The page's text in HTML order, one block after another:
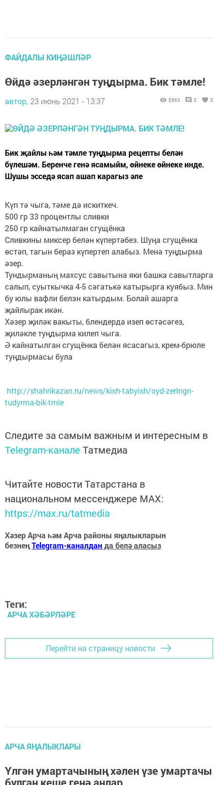
ФАЙДАЛЫ КИҢӘШЛӘР
Өйдә әзерләнгән туңдырма. Бик тәмле!
автор, 23 июнь 2021 - 13:37 3563 0 0
Бик җайлы һәм тәмле туңдырма рецепты белән
бүлешәм. Беренче генә ясамыйм, өйнеке өйнеке инде.
Шушы эсседә ясап ашап карагыз әле
Күп тә чыга, тәме дә искиткеч.
500 гр 33 процентлы сливки
250 гр кайнатылмаган сгущёнка
Сливкины миксер белән күпертәбез. Шуңа сгущёнка
өстәп, тагын бераз күпертеп алабыз. Менә туңдырма
әзер.
Тундырманың махсус савытына яки башка савытларга
салып, суыткычка 4-5 сәгатькә катырырга куябыз. Мин
бу юлы вафли белэн катырдым. Болай ашарга
җайлырак икән.
Хәзер җиләк вакыты, блендерда изеп өстәсәгез,
җиләкле туңдырма килеп чыга.
Ә кайнатылган сгущёнка белән ясасагыз, крем-брюле
туңдырмасы була
http://shahrikazan.ru/news/kish-tabyish/oyd-zerlngn-
tudyrma-bik-tmle
Следите за самым важным и интересным в
Telegram-канале Татмедиа
Читайте новости Татарстана в
национальном мессенджере MАХ:
https://max.ru/tatmedia
Хәзер Арча һәм Арча районы яңалыкларын
безнеңTelegram-каналданда белә аласыз
Теги:
АРЧА ХӘБӘРЛӘРЕ
Перейти на страницу новости
АРЧА ЯҢАЛЫКЛАРЫ
Үлгән умартачының хәлен үзе умартачы